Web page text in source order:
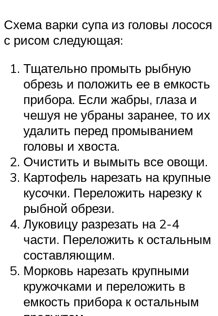
Схема варки супа из головы лосося
с рисом следующая:
Тщательно промыть рыбную
обрезь и положить ее в емкость
прибора. Если жабры, глаза и
чешуя не убраны заранее, то их
удалить перед промыванием
головы и хвоста.
Очистить и вымыть все овощи.
Картофель нарезать на крупные
кусочки. Переложить нарезку к
рыбной обрези.
Луковицу разрезать на 2-4
части. Переложить к остальным
составляющим.
Морковь нарезать крупными
кружочками и переложить в
емкость прибора к остальным